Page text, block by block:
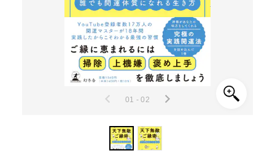
01 - 02